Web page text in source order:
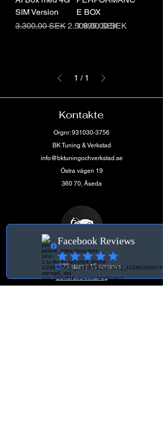
SIM Version
Regulær pris
3.300,00 SEK Salgspris
2.508,00 SEK
E BOX
Pris
1.999,00 SEK
1 / 1
Kontakte
Orgnr:931030-3756
BK Tuning & Verkstad
info@bktuningochverkstad.se
Östra vägen 19
360 70, Åseda
Vilkår
Generelle vilkår og